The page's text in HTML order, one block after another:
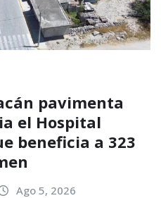
pavimenta
el Hospital
beneficia a 323
Ago 5, 2026